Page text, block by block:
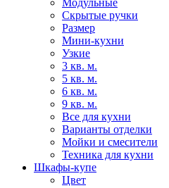
Модульные
Скрытые ручки
Размер
Мини-кухни
Узкие
3 кв. м.
5 кв. м.
6 кв. м.
9 кв. м.
Все для кухни
Варианты отделки
Мойки и смесители
Техника для кухни
Шкафы-купе
Цвет